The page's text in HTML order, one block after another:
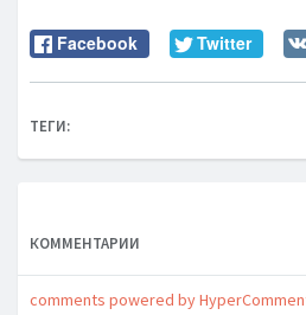
Facebook Twitter
ТЕГИ:
КОММЕНТАРИИ
comments powered by